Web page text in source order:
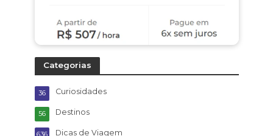
Categorias
Curiosidades
36
Destinos
56
Dicas de Viagem